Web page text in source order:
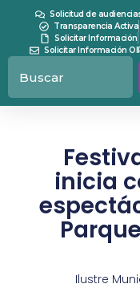
Solicitud de
Transparencia Activa
Solicitar Información
Solicitar Información
inicia
Ilustre